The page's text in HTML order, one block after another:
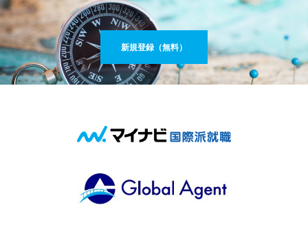
新規登録（無料）